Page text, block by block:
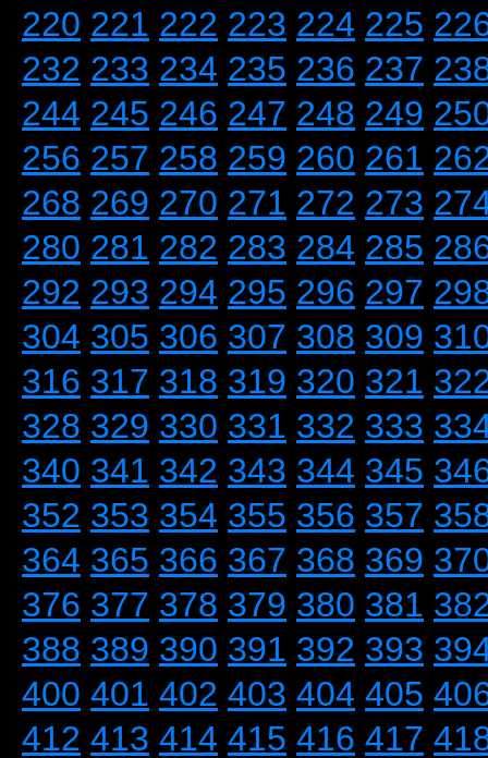
220 221 222 223 224 225
232 233 234 235 236 237
244 245 246 247 248 249
256 257 258 259 260 261
268 269 270 271 272 273
280 281 282 283 284 285
292 293 294 295 296 297
304 305 306 307 308 309
316 317 318 319 320 321
328 329 330 331 332 333
340 341 342 343 344 345
352 353 354 355 356 357
364 365 366 367 368 369
376 377 378 379 380 381
388 389 390 391 392 393
400 401 402 403 404 405
412 413 414 415 416 417